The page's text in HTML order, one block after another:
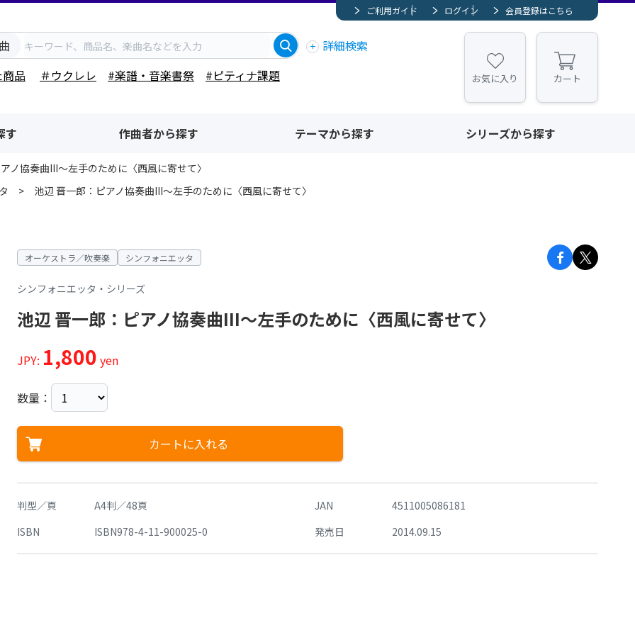
ご利用ガイド ログイン 会員登録はこちら
詳細検索
品
＃ウクレレ #楽譜・音楽書祭 #ピティナ課題 お気に入り カート
す 作曲者から探す テーマから探す シリーズから探す
ノ協奏曲III～左手のために〈西風に寄せて〉
池辺 晋一郎：ピアノ協奏曲III～左手のために〈西風に寄せて〉
オーケストラ／吹奏楽 シンフォニエッタ
シンフォニエッタ・シリーズ
池辺 晋一郎：ピアノ協奏曲III～左手のために〈西風に寄せて〉
JPY: 1,800 yen
数量：
カートに入れる
判型／頁 A4判／48頁 JAN
4511005086181
ISBN
ISBN978-4-11-900025-0 発売日 2014.09.15